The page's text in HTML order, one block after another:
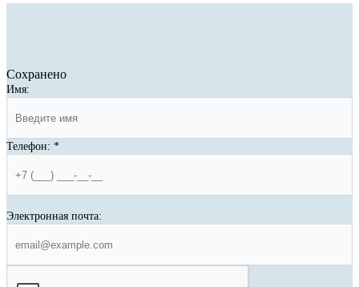
Сохранено
Имя:
Телефон: *
Электронная почта: